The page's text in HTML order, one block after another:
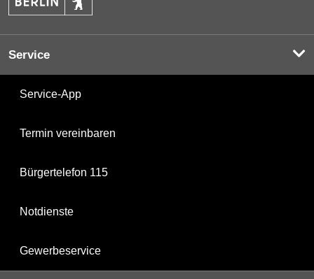
Service
Service-App
Termin vereinbaren
Bürgertelefon 115
Notdienste
Gewerbeservice